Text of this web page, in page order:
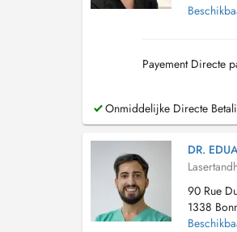
Payement Directe
Onmiddelijke Directe
DR.
90 Rue
1338